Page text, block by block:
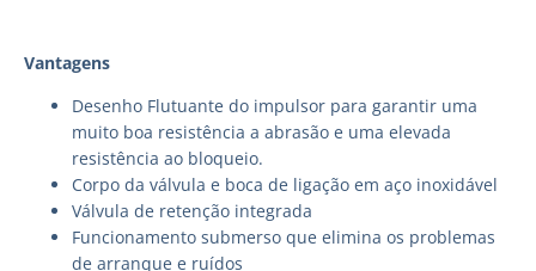
Vantagens
Desenho Flutuante do impulsor para garantir uma
muito boa resistência a abrasão e uma elevada
resistência ao bloqueio.
Corpo da válvula e boca de ligação em aço inoxidável
Válvula de retenção integrada
Funcionamento submerso que elimina os problemas
de arranque e ruídos